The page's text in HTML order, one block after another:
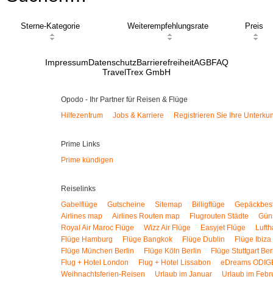
Sterne-Kategorie Weiterempfehlungsrate Preis
ImpressumDatenschutzBarrierefreiheitAGBFAQ
TravelTrex GmbH